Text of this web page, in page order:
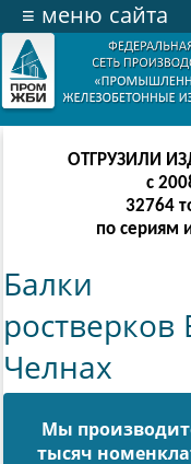
≡ меню сайта
ОТГРУЗИЛИ
с
65532
по сериям
Балки
Челнах
Мы
тысяч